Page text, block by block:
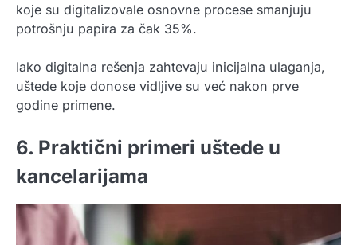
koje su digitalizovale osnovne procese smanjuju
potrošnju papira za čak 35%.
Iako digitalna rešenja zahtevaju inicijalna ulaganja,
uštede koje donose vidljive su već nakon prve
godine primene.
6. Praktični primeri uštede u
kancelarijama